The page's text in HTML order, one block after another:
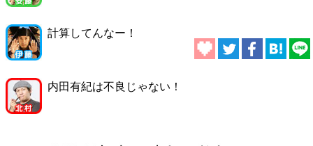
計算してんなー！
内田有紀は不良じゃない！